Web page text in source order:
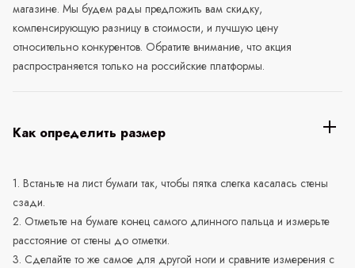
магазине. Мы будем рады предложить вам скидку,
компенсирующую разницу в стоимости, и лучшую цену
относительно конкурентов. Обратите внимание, что акция
распространяется только на российские платформы.
Как определить размер
1. Встаньте на лист бумаги так, чтобы пятка слегка касалась стены
сзади.
2. Отметьте на бумаге конец самого длинного пальца и измерьте
расстояние от стены до отметки.
3. Сделайте то же самое для другой ноги и сравните измерения с